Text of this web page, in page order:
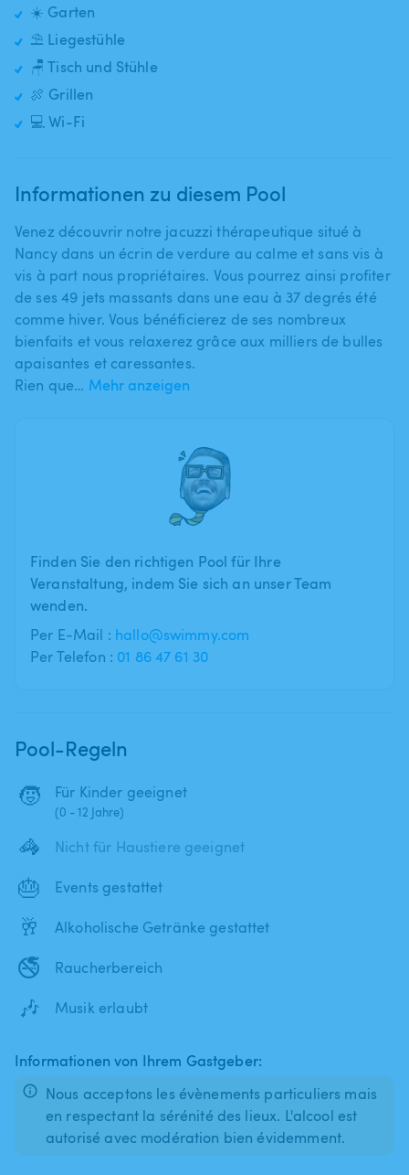
☀️ Garten
⛱️ Liegestühle
🪑 Tisch und Stühle
🍖 Grillen
💻 Wi-Fi
Informationen zu diesem Pool
Venez découvrir notre jacuzzi thérapeutique situé à
Nancy dans un écrin de verdure au calme et sans vis à
vis à part nous propriétaires. Vous pourrez ainsi profiter
de ses 49 jets massants dans une eau à 37 degrés été
comme hiver. Vous bénéficierez de ses nombreux
bienfaits et vous relaxerez grâce aux milliers de bulles
apaisantes et caressantes.
Rien que… Mehr anzeigen
Finden Sie den richtigen Pool für Ihre
Veranstaltung, indem Sie sich an unser Team
wenden.
Per E-Mail : hallo@swimmy.com
Per Telefon : 01 86 47 61 30
Pool-Regeln
🧒 Für Kinder geeignet
(0 - 12 Jahre)
🦓 Nicht für Haustiere geeignet
🎂 Events gestattet
🥂 Alkoholische Getränke gestattet
🚭 Raucherbereich
🎶 Musik erlaubt
Informationen von Ihrem Gastgeber:
Nous acceptons les évènements particuliers mais
en respectant la sérénité des lieux. L'alcool est
autorisé avec modération bien évidemment.